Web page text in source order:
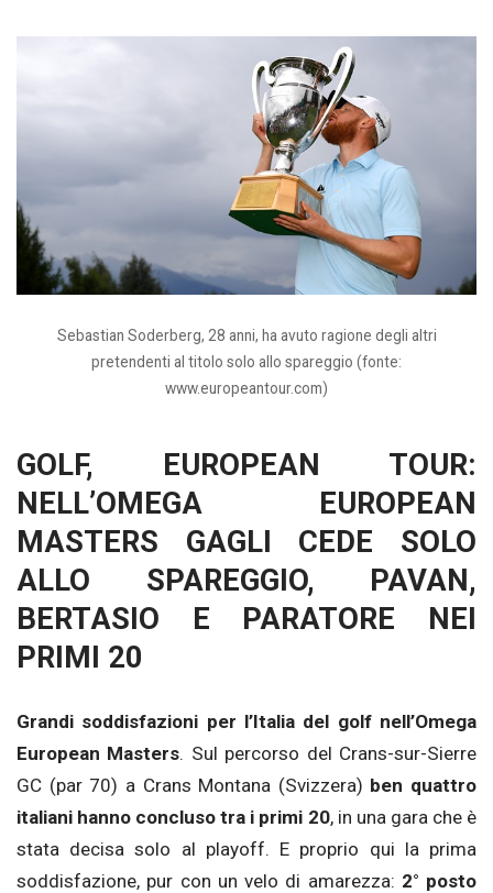
Sebastian Soderberg, 28 anni, ha avuto ragione degli altri
pretendenti al titolo solo allo spareggio (fonte:
www.europeantour.com)
GOLF, EUROPEAN TOUR:
NELL’OMEGA EUROPEAN
MASTERS GAGLI CEDE SOLO
ALLO SPAREGGIO, PAVAN,
BERTASIO E PARATORE NEI
PRIMI 20
Grandi soddisfazioni per l’Italia del golf nell’Omega
European Masters. Sul percorso del Crans-sur-Sierre
GC (par 70) a Crans Montana (Svizzera) ben quattro
italiani hanno concluso tra i primi 20, in una gara che è
stata decisa solo al playoff. E proprio qui la prima
soddisfazione, pur con un velo di amarezza: 2° posto